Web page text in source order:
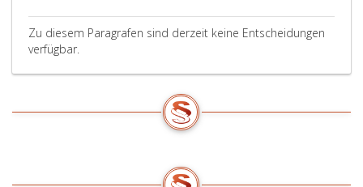
Zu diesem Paragrafen sind derzeit keine Entscheidungen
verfügbar.